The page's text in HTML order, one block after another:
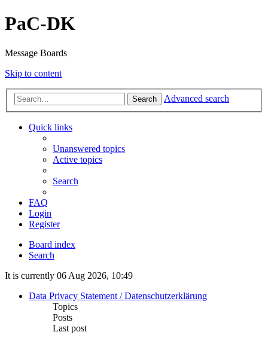
PaC-DK
Message Boards
Skip to content
Search Advanced search
Quick links
Unanswered topics
Active topics
Search
FAQ
Login
Register
Board index
Search
It is currently 06 Aug 2026, 10:49
Data Privacy Statement / Datenschutzerklärung
Topics
Posts
Last post